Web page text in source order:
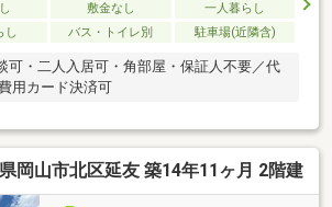
敷金なし
一人暮らし
し
バス・トイレ別 駐車場(近隣含)
可・二人入居可・角部屋・保証人不要／代
用カード決済可
岡山市北区延友 築14年11ヶ月 2階建